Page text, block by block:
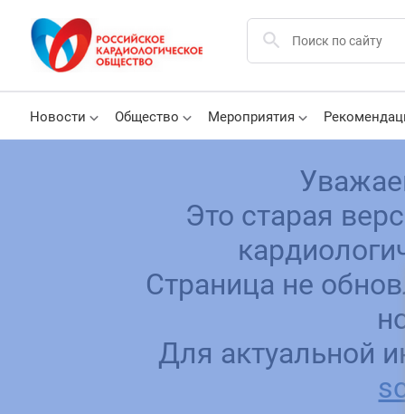
Новости Общество Мероприятия
Это старая
Страница не
Для актуальной